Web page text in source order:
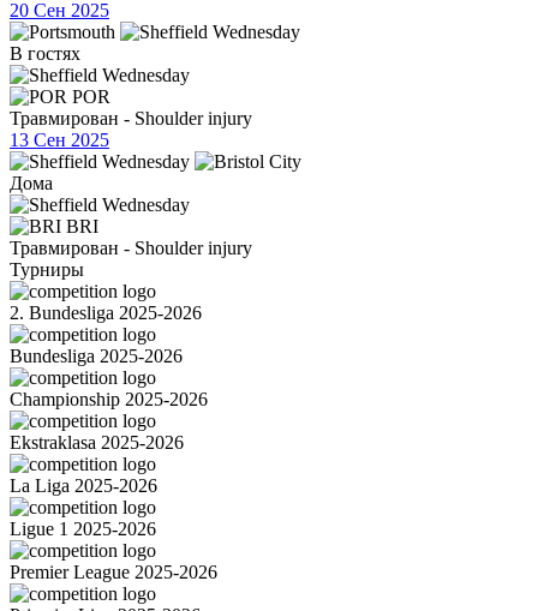
20 Сен 2025
В гостях
POR
Травмирован - Shoulder injury
13 Сен 2025
Дома
BRI
Травмирован - Shoulder injury
Турниры
2. Bundesliga 2025-2026
Bundesliga 2025-2026
Championship 2025-2026
Ekstraklasa 2025-2026
La Liga 2025-2026
Ligue 1 2025-2026
Premier League 2025-2026